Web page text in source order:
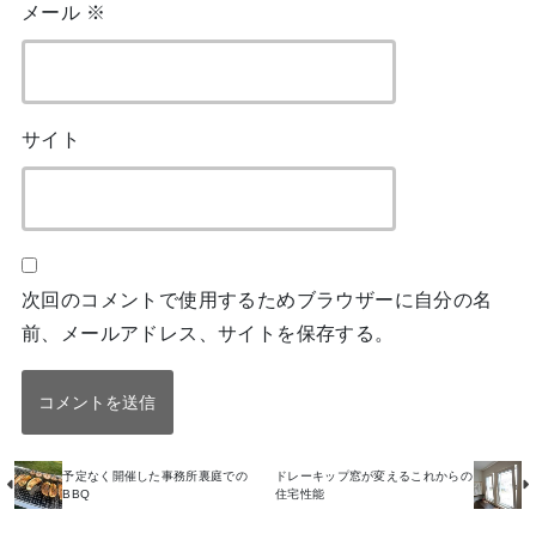
メール ※
サイト
次回のコメントで使用するためブラウザーに自分の名
前、メールアドレス、サイトを保存する。
予定なく開催した事務所裏庭での
BBQ
ドレーキップ窓が変えるこれからの
住宅性能